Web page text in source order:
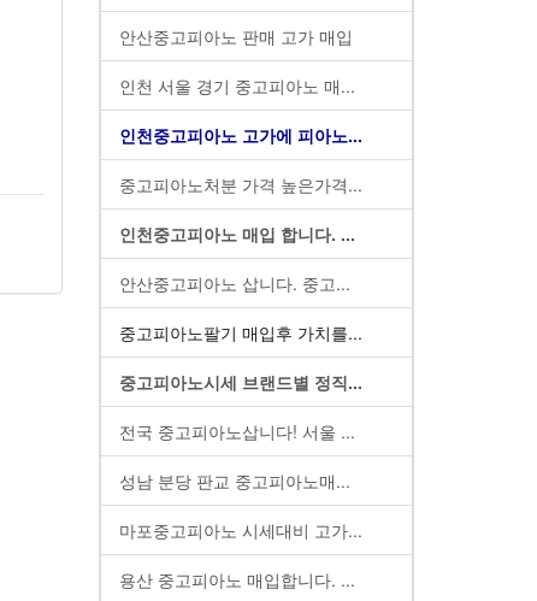
안산중고피아노 판매 고가 매입
인천 서울 경기 중고피아노 매...
인천중고피아노 고가에 피아노...
중고피아노처분 가격 높은가격...
인천중고피아노 매입 합니다. ...
안산중고피아노 삽니다. 중고...
중고피아노팔기 매입후 가치를...
중고피아노시세 브랜드별 정직...
전국 중고피아노삽니다! 서울 ...
성남 분당 판교 중고피아노매...
마포중고피아노 시세대비 고가...
용산 중고피아노 매입합니다. ...